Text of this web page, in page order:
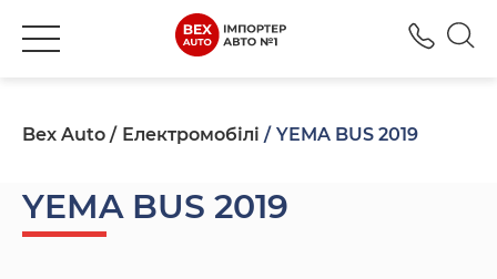
Bex Auto Електромобілі YEMA BUS 2019
YEMA BUS 2019